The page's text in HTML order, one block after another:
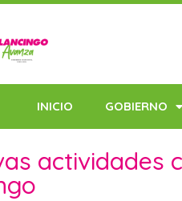
INICIO GOBIERNO
actividades